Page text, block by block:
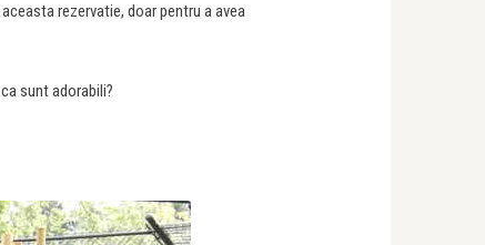
rezervatie, doar pentru a avea
sunt adorabili?